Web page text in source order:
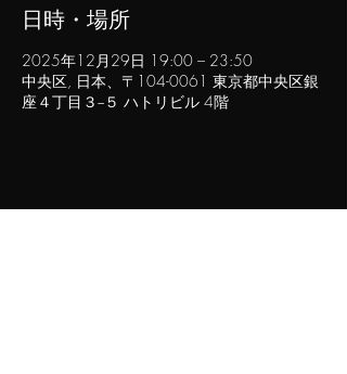
日時・場所
2025年12月29日 19:00 – 23:50
中央区, 日本、〒104-0061 東京都中央区銀
座４丁目３−５ ハトリビル 4階